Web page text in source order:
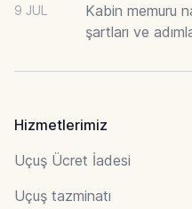
9 JUL
Kabin memuru
şartları ve
Hizmetlerimiz
Uçuş Ücret İadesi
Uçuş tazminatı